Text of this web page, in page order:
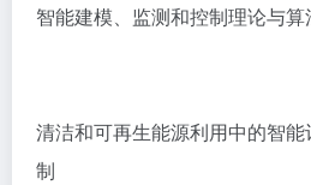
智能建模、监测和控制理论与算
清洁和可再生能源利用中的智
制